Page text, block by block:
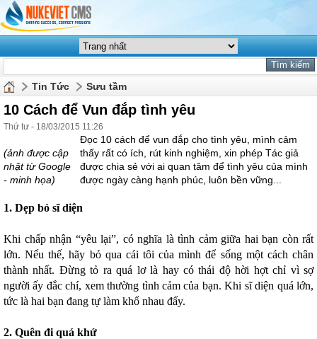
Tin Tức Sưu tầm
10 Cách để Vun đắp tình yêu
Thứ tư - 18/03/2015 11:26
(ảnh được cập
nhật từ Google
- minh họa)
Đọc 10 cách để vun đắp cho tình yêu, mình cảm
thấy rất có ích, rút kinh nghiệm, xin phép Tác giả
được chia sẻ với ai quan tâm để tình yêu của mình
được ngày càng hạnh phúc, luôn bền vững...
1. Dẹp bỏ sĩ diện
Khi chấp nhận “yêu lại”, có nghĩa là tình cảm giữa hai bạn còn rất
lớn. Nếu thế, hãy bỏ qua cái tôi của mình để sống một cách chân
thành nhất. Đừng tỏ ra quá lơ là hay có thái độ hời hợt chỉ vì sợ
người ấy đắc chí, xem thường tình cảm của bạn. Khi sĩ diện quá lớn,
tức là hai bạn đang tự làm khổ nhau đấy.
2. Quên đi quá khứ